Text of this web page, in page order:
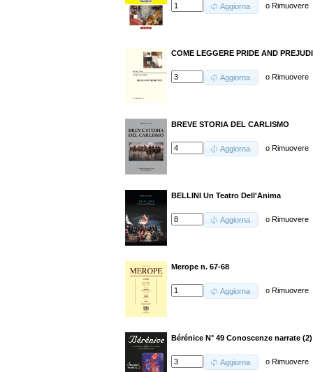
Aggiorna oRimuovere
COME LEGGERE PRIDE AND
Aggiorna oRimuovere
BREVE STORIA DEL CARLISMO
Aggiorna oRimuovere
BELLINI Un Teatro Dell'Anima
Aggiorna oRimuovere
Merope n. 67-68
Aggiorna oRimuovere
Bérénice N° 49 Conoscenze narrate (2)
Aggiorna oRimuovere